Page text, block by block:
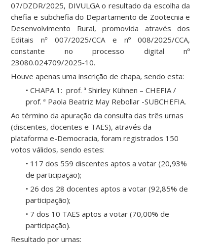
07/DZDR/2025, DIVULGA o resultado da escolha da
chefia e subchefia do Departamento de Zootecnia e
Desenvolvimento Rural, promovida através dos
Editais nº 007/2025/CCA e nº 008/2025/CCA,
constante no processo digital nº
23080.024709/2025-10.
Houve apenas uma inscrição de chapa, sendo esta:
•CHAPA 1: prof. ª Shirley Kühnen – CHEFIA /
prof. ª Paola Beatriz May Rebollar -SUBCHEFIA.
Ao término da apuração da consulta das três urnas
(discentes, docentes e TAES), através da
plataformae-Democracia, foram registrados 150
votos válidos, sendo estes:
• 117 dos 559 discentes aptos a votar (20,93%
de participação);
• 26 dos 28 docentes aptos a votar (92,85% de
participação);
• 7 dos 10 TAES aptos a votar (70,00% de
participação).
Resultado por urnas: